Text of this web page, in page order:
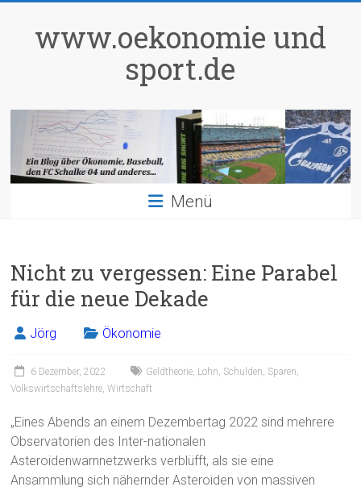
springenwww.oekonomie und
sport.de
Menü
Nicht zu vergessen: Eine Parabel
für die neue Dekade
Jörg Ökonomie
6 Dezember, 2022 Geldtheorie, Lohn, Schulden, Sparen,
Volkswirtschaftslehre,Wirtschaft
„Eines Abends an einem Dezembertag 2022 sind mehrere
Observatorien des Inter-nationalen
Asteroidenwarnnetzwerks verblüfft, als sie eine
Ansammlung sich nähernder Asteroiden von massiven